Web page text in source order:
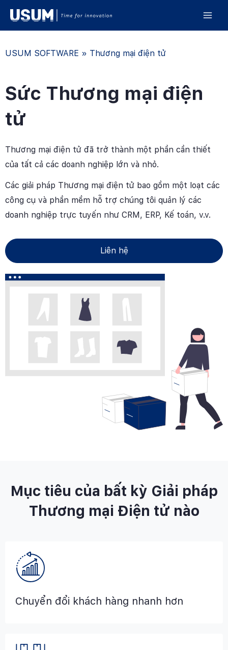
USUM SOFTWARE » Thương mại điện tử
Sức Thương mại điện
tử
Thương mại điện tử đã trở thành một phần cần thiết
của tất cả các doanh nghiệp lớn và nhỏ.
Các giải pháp Thương mại điện tử bao gồm một loạt các
công cụ và phần mềm hỗ trợ chúng tôi quản lý các
doanh nghiệp trực tuyến như CRM, ERP, Kế toán, v.v.
Liên hệ
Mục tiêu của bất kỳ Giải pháp
Thương mại Điện tử nào
Chuyển đổi khách hàng nhanh hơn